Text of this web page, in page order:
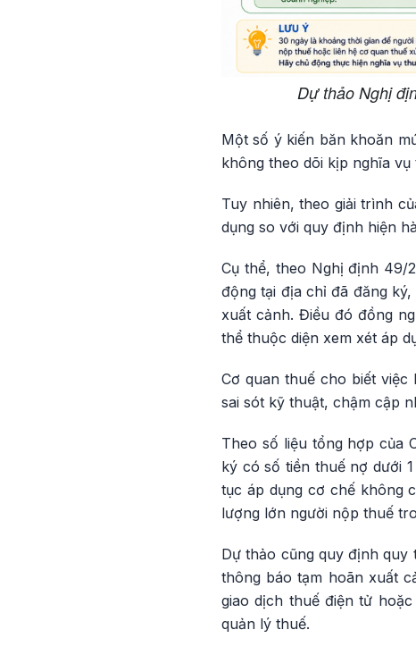
Dự thảo Nghị
Một số ý kiến băn khoăn
không theo dõi kịp nghĩa vụ
Tuy nhiên, theo giải trình
dụng so với quy định hiện
Cụ thể, theo Nghị định 49/
động tại địa chỉ đã đăng
xuất cảnh. Điều đó đồng
thể thuộc diện xem xét áp
Cơ quan thuế cho biết
sai sót kỹ thuật, chậm cập
Theo số liệu tổng hợp của
ký có số tiền thuế nợ dưới
tục áp dụng cơ chế không
lượng lớn người nộp thuế
Dự thảo cũng quy định
thông báo tạm hoãn xuất
giao dịch thuế điện tử
quản lý thuế.